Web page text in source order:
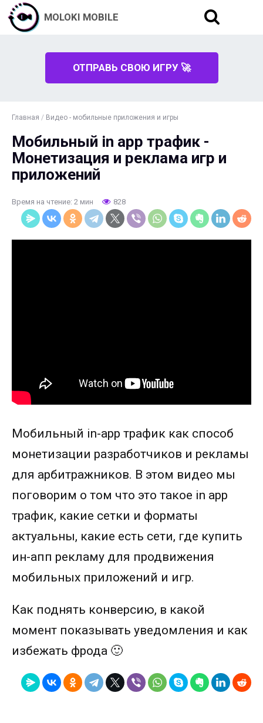
MOLOKI MOBILE
ОТПРАВЬ СВОЮ ИГРУ 🚀
Главная / Видео - мобильные приложения и игры
Мобильный in app трафик -
Монетизация и реклама игр и
приложений
Время на чтение: 2 мин 828
Мобильный in-app трафик как способ
монетизации разработчиков и рекламы
для арбитражников. В этом видео мы
поговорим о том что это такое in app
трафик, какие сетки и форматы
актуальны, какие есть сети, где купить
ин-апп рекламу для продвижения
мобильных приложений и игр.
Как поднять конверсию, в какой
момент показывать уведомления и как
избежать фрода 🙂